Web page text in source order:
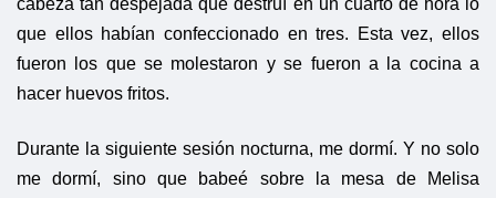
cabeza tan despejada que destruí en un cuarto de hora lo
que ellos habían confeccionado en tres. Esta vez, ellos
fueron los que se molestaron y se fueron a la cocina a
hacer huevos fritos.
Durante la siguiente sesión nocturna, me dormí. Y no solo
me dormí, sino que babeé sobre la mesa de Melisa